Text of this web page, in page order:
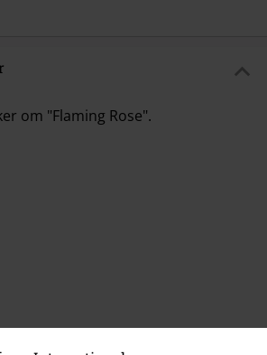
om "Flaming Rose".